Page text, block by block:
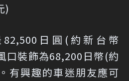
)
日圓(約新台幣
口裝飾為68,200日幣(約
有興趣的車迷朋友應可